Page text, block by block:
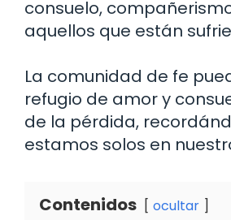
consuelo,
aquellos que están
La comunidad de fe
refugio de amor y
de la pérdida,
estamos solos en
Contenidos ocultar